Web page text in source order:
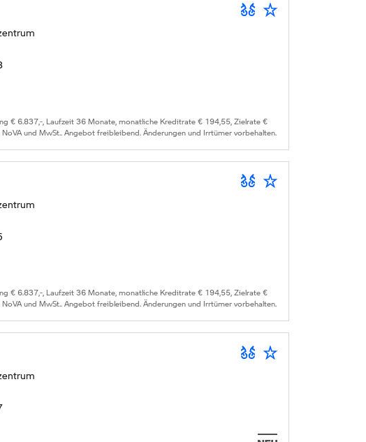
€ 6.837,-, Laufzeit 36 Monate, monatliche Kreditrate € 194,55, Zielrate €
und MwSt.. Angebot freibleibend. Änderungen und Irrtümer vorbehalten.
€ 6.837,-, Laufzeit 36 Monate, monatliche Kreditrate € 194,55, Zielrate €
und MwSt.. Angebot freibleibend. Änderungen und Irrtümer vorbehalten.